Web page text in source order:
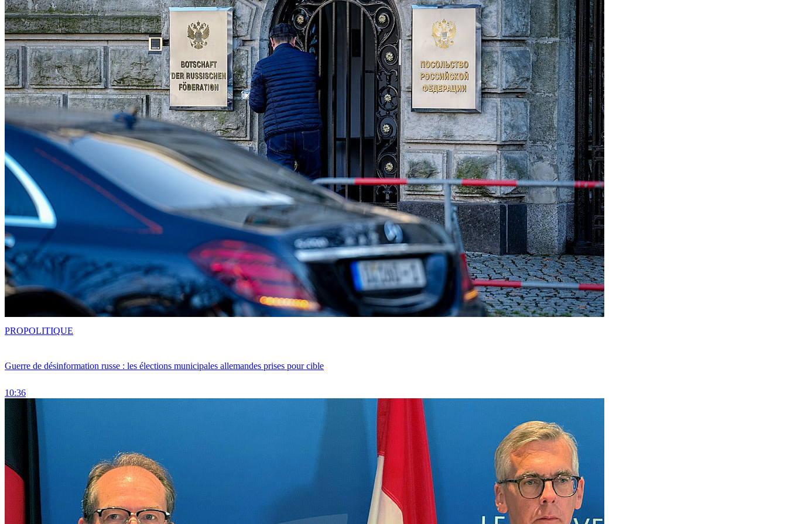
Guerre de désinformation russe : les élections municipales allemandes prises pour cible
10:36
PROPOLITIQUE